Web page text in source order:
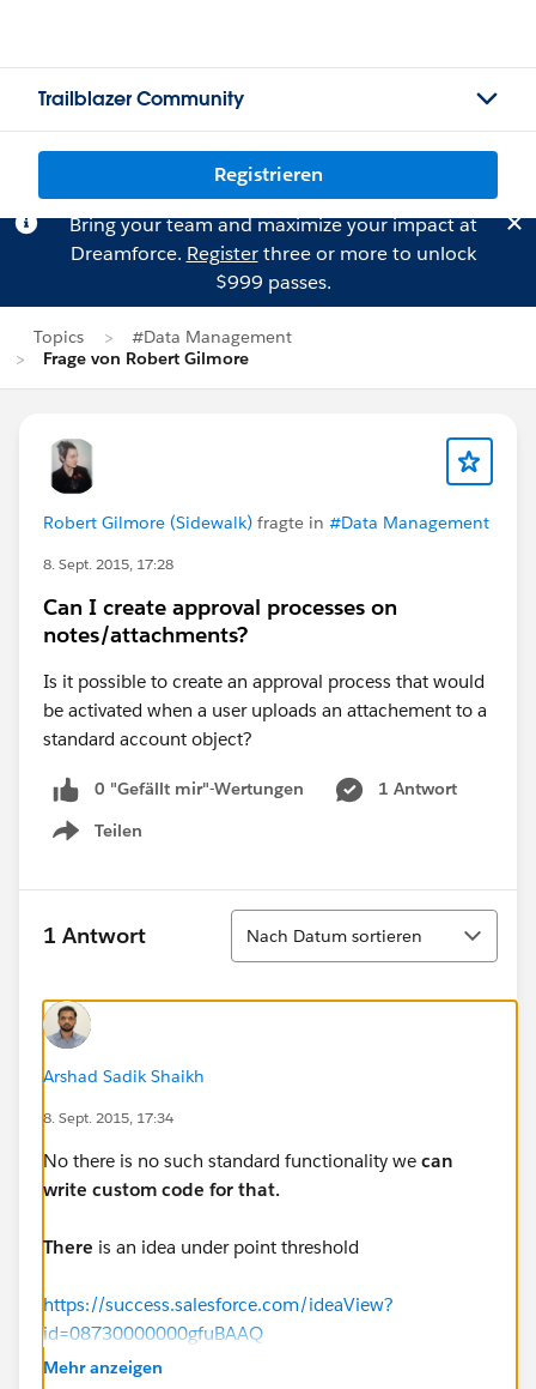
Trailblazer Community
Registrieren
Bring your team and maximize your impact at
Dreamforce. Registerthree or more to unlock
$999 passes.
Topics
#Data Management
Frage von Robert Gilmore
Robert Gilmore (Sidewalk) fragte in #Data Management
8. Sept. 2015, 17:28
Can I create approval processes on
notes/attachments?
Is it possible to create an approval process that would
be activated when a user uploads an attachement to a
standard account object?
0 "Gefällt mir"-Wertungen
1 Antwort
Teilen
Show menu
1 Antwort
Sortieren
Nach Datum sortieren
Arshad Sadik Shaikh
8. Sept. 2015, 17:34
No there is no such standard functionality we can
write custom code for that.
There is an idea under point threshold
https://success.salesforce.com/ideaView?
id=08730000000gfuBAAQ
Mehr anzeigen